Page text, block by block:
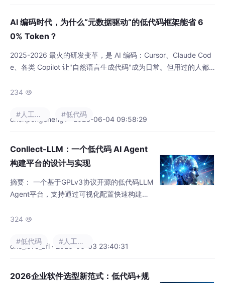
剧：坚持全代码自研、通用 SaaS 采购的企
业，仍会持
AI 编码时代，为什么“元数据驱动“的低代码框架能省 6
0% Token？
2025-2026 最火的研发变革，是 AI 编码：Cursor、Claude Cod
e、各类 Copilot 让"自然语言生成代码"成为日常。但用过的人都
码框架恰好是 AI 编码的最佳搭档？这篇讲透。
234 
chenpengcheng1 · 2026-06-04 09:58:29
#人工智能 #低代码
Conllect-LLM：一个低代码 AI Agent
构建平台的设计与实现
摘要： 一个基于GPLv3协议开源的低代码LLM
Agent平台，支持通过可视化配置快速构建、
stgreSQL+React技术栈，提供动态可配置的
准）、工具注册中心、提示词引擎及链路追踪
机器人、数据分析等场景。项
324 
one_love_zfl · 2026-06-03 23:40:31
#低代码 #人工智能
2026企业软件选型新范式：低代码+规